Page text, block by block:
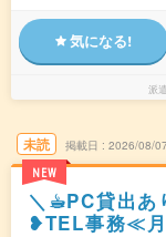
気になる!
派
未読
NEW
掲載日 2026/08/07
＼☕︎PC貸出
❥TEL事務≪